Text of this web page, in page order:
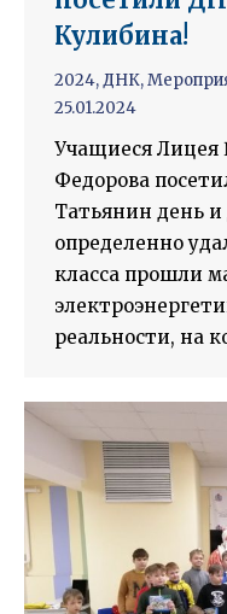
Кулибина!
2024,ДНК,
25.01.2024
Учащиеся
Федорова
Татьянин день и
определенно
класса прошли
реальности, на